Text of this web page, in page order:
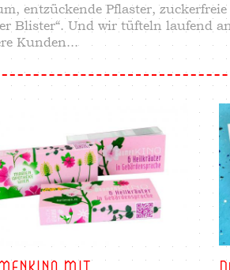
entzückende Pflaster,
Blister“. Und wir tüfteln laufend
Kunden...